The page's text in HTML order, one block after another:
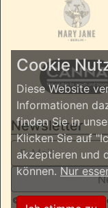
Newsletter
© 2026
Cookie
Diese Website
Informationen
finden Sie in
Klicken Sie auf
akzeptieren und
können.Nur